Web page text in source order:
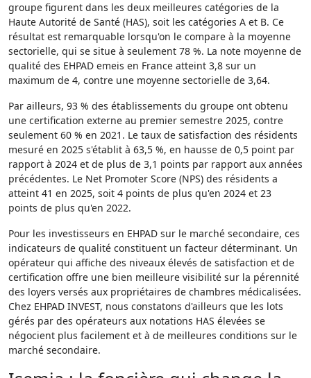
groupe figurent dans les deux meilleures catégories de la
Haute Autorité de Santé (HAS), soit les catégories A et B. Ce
résultat est remarquable lorsqu'on le compare à la moyenne
sectorielle, qui se situe à seulement 78 %. La note moyenne de
qualité des EHPAD emeis en France atteint 3,8 sur un
maximum de 4, contre une moyenne sectorielle de 3,64.
Par ailleurs, 93 % des établissements du groupe ont obtenu
une certification externe au premier semestre 2025, contre
seulement 60 % en 2021. Le taux de satisfaction des résidents
mesuré en 2025 s'établit à 63,5 %, en hausse de 0,5 point par
rapport à 2024 et de plus de 3,1 points par rapport aux années
précédentes. Le Net Promoter Score (NPS) des résidents a
atteint 41 en 2025, soit 4 points de plus qu'en 2024 et 23
points de plus qu'en 2022.
Pour les investisseurs en EHPAD sur le marché secondaire, ces
indicateurs de qualité constituent un facteur déterminant. Un
opérateur qui affiche des niveaux élevés de satisfaction et de
certification offre une bien meilleure visibilité sur la pérennité
des loyers versés aux propriétaires de chambres médicalisées.
Chez EHPAD INVEST, nous constatons d'ailleurs que les lots
gérés par des opérateurs aux notations HAS élevées se
négocient plus facilement et à de meilleures conditions sur le
marché secondaire.